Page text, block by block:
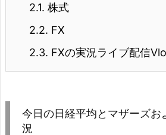
2.1. 株式
2.2. FX
2.3. FXの実況ライブ配信
今日の日経平均とマザーズお
況